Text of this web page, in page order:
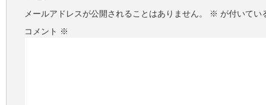
メールアドレスが公開されることはありません。 ※ が付いてい
コメント ※